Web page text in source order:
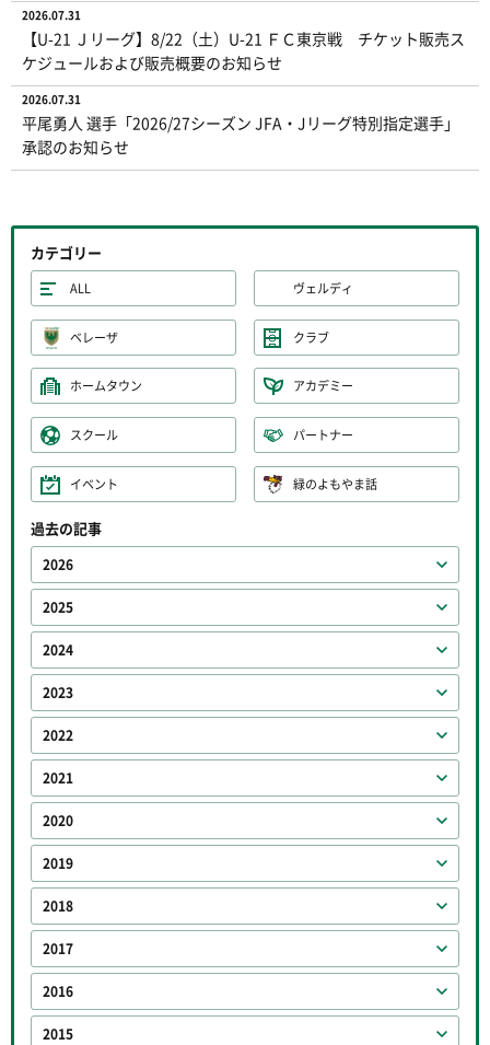
2026.07.31
【U-21 Ｊリーグ】8/22（土）U-21 ＦＣ東京戦 チケット販売ス
ケジュールおよび販売概要のお知らせ
2026.07.31
平尾勇人 選手「2026/27シーズン JFA・Jリーグ特別指定選手」
承認のお知らせ
カテゴリー
ALL ヴェルディ
ベレーザ クラブ
ホームタウン アカデミー
スクール パートナー
イベント 緑のよもやま話
過去の記事
2026
2025
2024
2023
2022
2021
2020
2019
2018
2017
2016
2015